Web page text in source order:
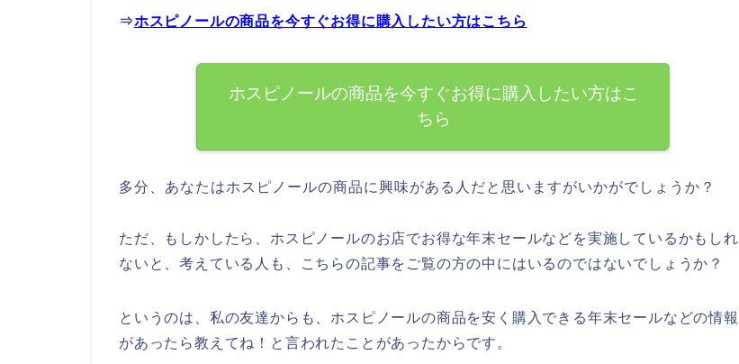
⇒ホスピノールの商品を今すぐお得に購入したい方はこちら
ホスピノールの商品を今すぐお得に購入したい方はこ
ちら
多分、あなたはホスピノールの商品に興味がある人だと思いますがいかがでしょうか？
ただ、もしかしたら、ホスピノールのお店でお得な年末セールなどを実施しているかもしれ
ないと、考えている人も、こちらの記事をご覧の方の中にはいるのではないでしょうか？
というのは、私の友達からも、ホスピノールの商品を安く購入できる年末セールなどの情報
があったら教えてね！と言われたことがあったからです。